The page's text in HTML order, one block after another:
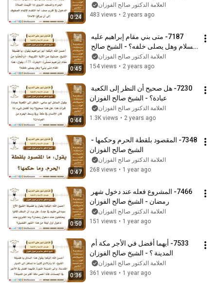
0:24
صف؟ - الشيخ صالح الفوزان
العلامة الدكتور صالح الفوزان
483 views • 2 years ago
0:45
الفوزان
العلامة الدكتور صالح الفوزان
154 views • 2 years ago
0:44
عبادة؟ - الشيخ صالح الفوزان
العلامة الدكتور صالح الفوزان
1.3K views • 2 years ago
0:47
الشيخ صالح الفوزان
العلامة الدكتور صالح الفوزان
268 views • 1 year ago
0:50
رمضان - الشيخ صالح الفوزان
العلامة الدكتور صالح الفوزان
151 views • 1 year ago
0:36
المدينة ؟ - الشيخ صالح الفوزان
العلامة الدكتور صالح الفوزان
361 views • 1 year ago